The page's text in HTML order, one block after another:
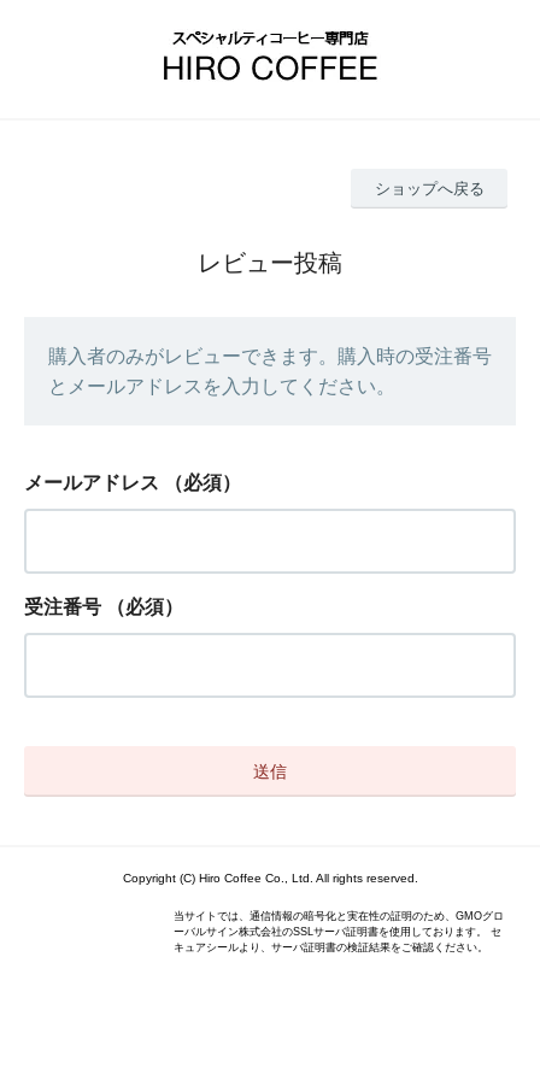
ショップへ戻る
レビュー投稿
購入者のみがレビューできます。購入時の受注番号
とメールアドレスを入力してください。
メールアドレス （必須）
受注番号 （必須）
Copyright (C) Hiro Coffee Co., Ltd. All rights reserved.
当サイトでは、通信情報の暗号化と実在性の証明のため、GMOグロ
ーバルサイン株式会社のSSLサーバ証明書を使用しております。 セ
キュアシールより、サーバ証明書の検証結果をご確認ください。